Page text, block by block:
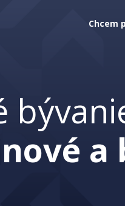
Chcem
a